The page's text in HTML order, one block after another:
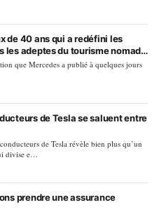
de 40 ans qui a redéfini les
les adeptes du tourisme nomade
voyage dans un prestigieux
que Mercedes a publié à quelques jours
de Tesla se saluent entre
de Tesla révèle bien plus qu’un
divise e…
prendre une assurance